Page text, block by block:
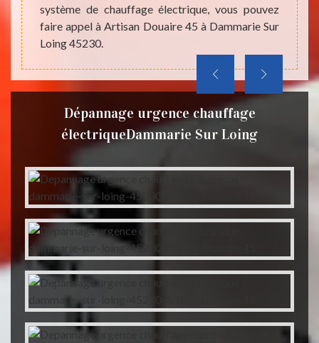
système de chauffage électrique, vous pouvez
faire appel à Artisan Douaire 45 à Dammarie Sur
Loing 45230.
Dépannage urgence chauffage
électriqueDammarie Sur Loing